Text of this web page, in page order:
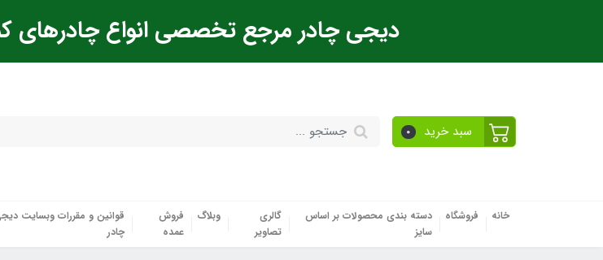
دیجی چادر مرجع تخصصی انواع چادرهای
سبد خرید 0
خانه فروشگاه
دسته بندی محصولات بر اساس
سایز
گالری
تصاویر
وبلاگ
فروش
عمده
قوانین و مقررات وبسایت
چادر